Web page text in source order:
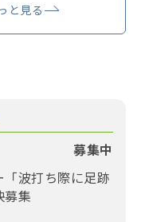
と見る
募集中
「波打ち際に足跡
募集